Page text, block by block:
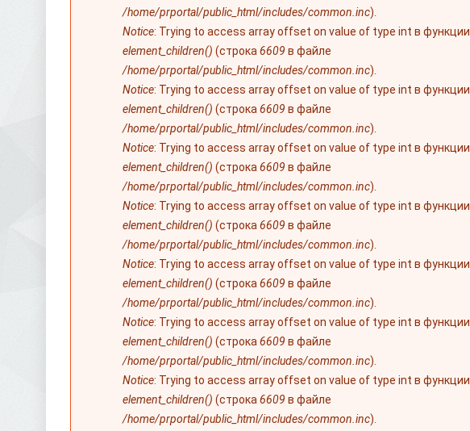
/home/prportal/public_html/includes/common.inc).
Notice: Trying to access array offset on value of type int в функции
element_children() (строка 6609 в файле
/home/prportal/public_html/includes/common.inc).
Notice: Trying to access array offset on value of type int в функции
element_children() (строка 6609 в файле
/home/prportal/public_html/includes/common.inc).
Notice: Trying to access array offset on value of type int в функции
element_children() (строка 6609 в файле
/home/prportal/public_html/includes/common.inc).
Notice: Trying to access array offset on value of type int в функции
element_children() (строка 6609 в файле
/home/prportal/public_html/includes/common.inc).
Notice: Trying to access array offset on value of type int в функции
element_children() (строка 6609 в файле
/home/prportal/public_html/includes/common.inc).
Notice: Trying to access array offset on value of type int в функции
element_children() (строка 6609 в файле
/home/prportal/public_html/includes/common.inc).
Notice: Trying to access array offset on value of type int в функции
element_children() (строка 6609 в файле
/home/prportal/public_html/includes/common.inc).